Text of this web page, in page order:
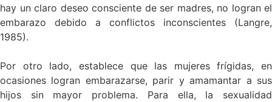
hay un claro deseo consciente de ser madres, no logran el
embarazo debido a conflictos inconscientes (Langre,
1985).
Por otro lado, establece que las mujeres frígidas, en
ocasiones logran embarazarse, parir y amamantar a sus
hijos sin mayor problema. Para ella, la sexualidad